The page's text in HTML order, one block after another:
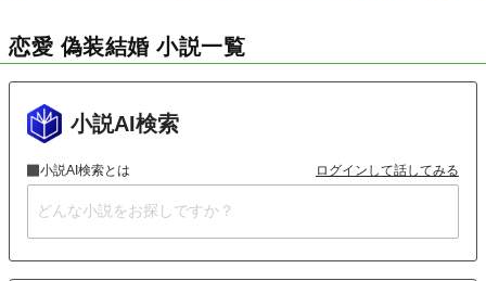
恋愛 偽装結婚 小説一覧
小説AI検索
小説AI検索とは ログインして話してみる